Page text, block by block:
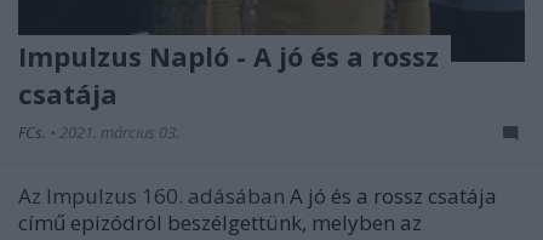
Impulzus Napló - A jó és a rossz
csatája
FCs. • 2021. március 03.
Az Impulzus 160. adásában A jó és a rossz csatája
című epizódról beszélgettünk, melyben az